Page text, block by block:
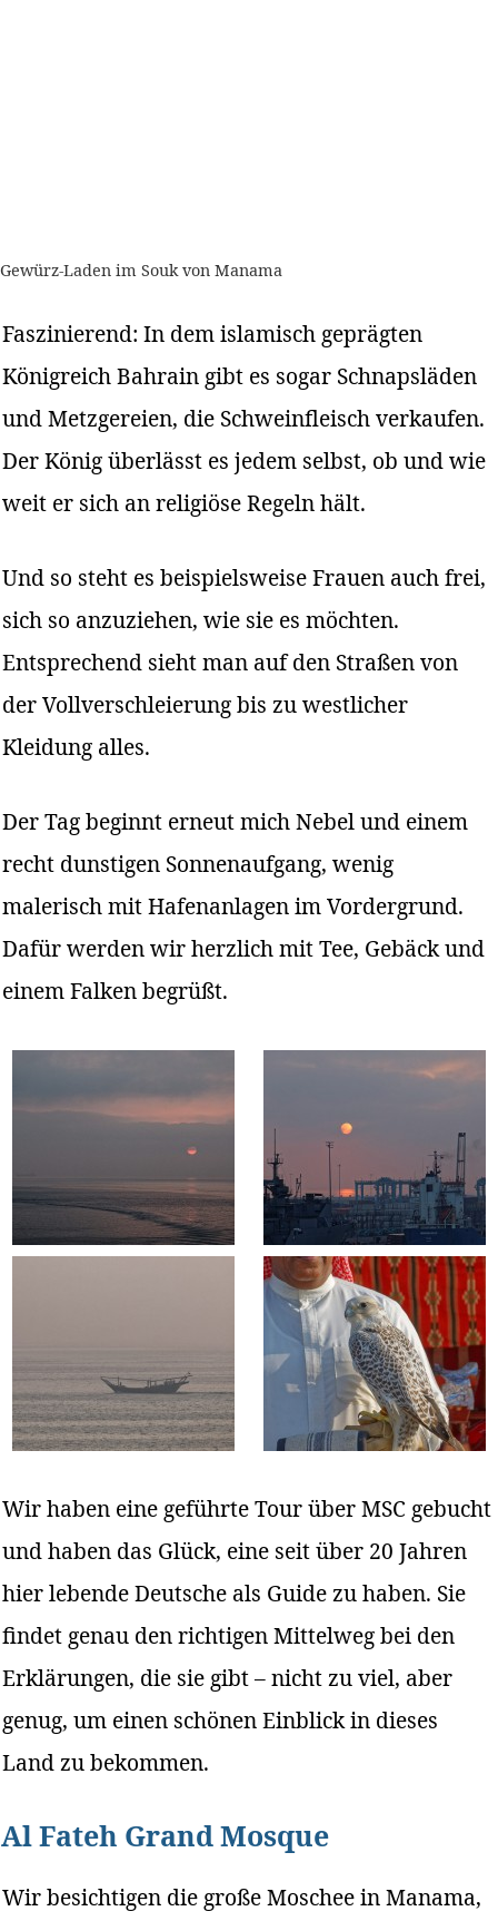
Gewürz-Laden im Souk von Manama
Faszinierend: In dem islamisch geprägten
Königreich Bahrain gibt es sogar Schnapsläden
und Metzgereien, die Schweinfleisch verkaufen.
Der König überlässt es jedem selbst, ob und wie
weit er sich an religiöse Regeln hält.
Und so steht es beispielsweise Frauen auch frei,
sich so anzuziehen, wie sie es möchten.
Entsprechend sieht man auf den Straßen von
der Vollverschleierung bis zu westlicher
Kleidung alles.
Der Tag beginnt erneut mich Nebel und einem
recht dunstigen Sonnenaufgang, wenig
malerisch mit Hafenanlagen im Vordergrund.
Dafür werden wir herzlich mit Tee, Gebäck und
einem Falken begrüßt.
Wir haben eine geführte Tour über MSC gebucht
und haben das Glück, eine seit über 20 Jahren
hier lebende Deutsche als Guide zu haben. Sie
findet genau den richtigen Mittelweg bei den
Erklärungen, die sie gibt – nicht zu viel, aber
genug, um einen schönen Einblick in dieses
Land zu bekommen.
Al Fateh Grand Mosque
Wir besichtigen die große Moschee in Manama,